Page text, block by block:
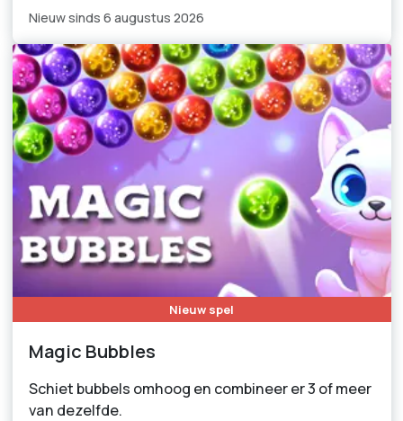
Nieuw sinds 6 augustus 2026
Nieuw spel
Magic Bubbles
Schiet bubbels omhoog en combineer er 3 of meer
van dezelfde.